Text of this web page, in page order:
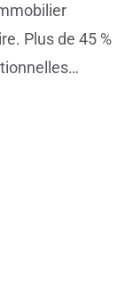
Plus de 45 %